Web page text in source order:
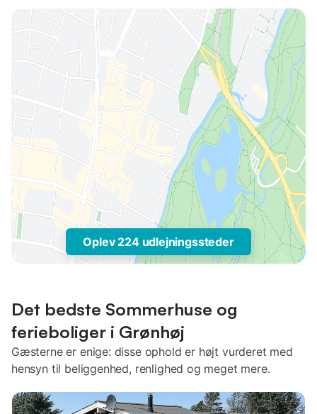
Oplev 224 udlejningssteder
Det bedste Sommerhuse og
ferieboliger i Grønhøj
Gæsterne er enige: disse ophold er højt vurderet med
hensyn til beliggenhed, renlighed og meget mere.